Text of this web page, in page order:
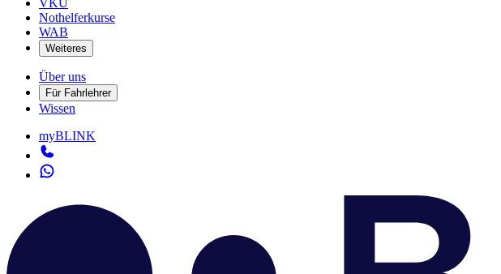
VKU
Nothelferkurse
WAB
Weiteres
Über uns
Für Fahrlehrer
Wissen
myBLINK